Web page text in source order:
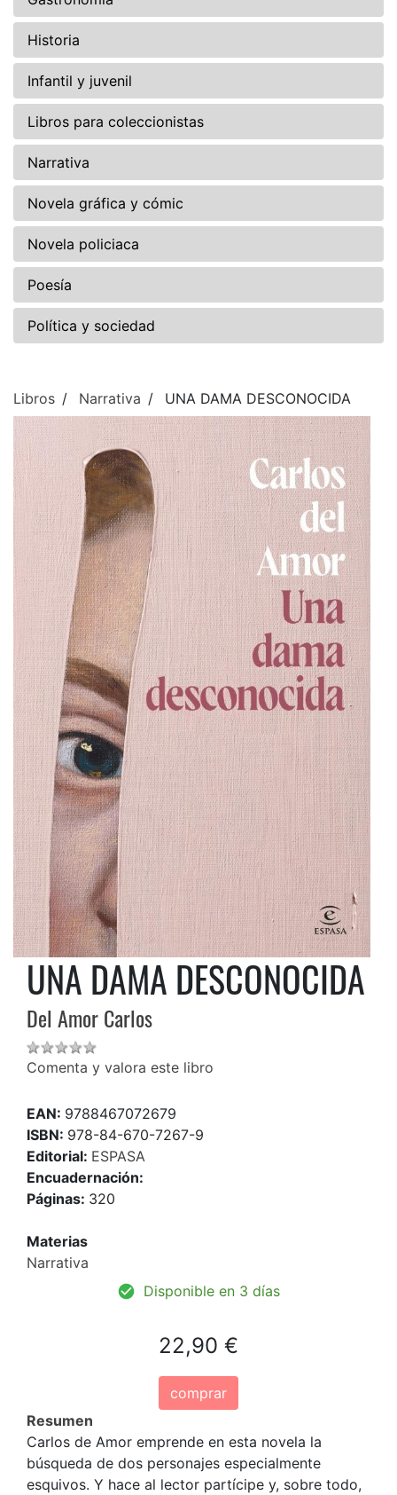
Historia
Infantil y juvenil
Libros para coleccionistas
Narrativa
Novela gráfica y cómic
Novela policiaca
Poesía
Política y sociedad
Libros Narrativa UNA DAMA DESCONOCIDA
UNA DAMA DESCONOCIDA
Del Amor Carlos
Comenta y valora este libro
EAN: 9788467072679
ISBN: 978-84-670-7267-9
Editorial: ESPASA
Encuadernación:
Páginas: 320
Materias
Narrativa
Disponible en 3 días
22,90 €
comprar
Resumen
Carlos de Amor emprende en esta novela la
búsqueda de dos personajes especialmente
esquivos. Y hace al lector partícipe y, sobre todo,